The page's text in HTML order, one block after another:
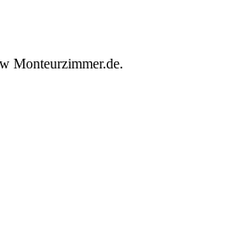
Monteurzimmer.de.